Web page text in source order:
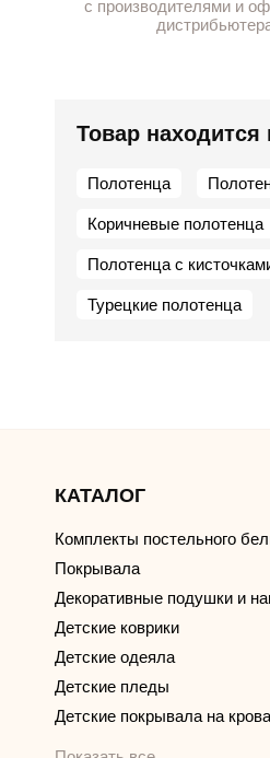
с производителями и
Товар находится
Полотенца
Коричневые полотенца
Полотенца с
Турецкие полотенца
КАТАЛОГ
Комплекты постельного
Покрывала
Декоративные подушки и
Детские коврики
Детские одеяла
Детские пледы
Детские покрывала на